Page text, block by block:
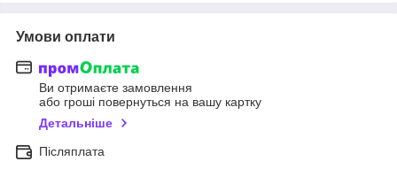
Умови оплати
Ви отримаєте замовлення
або гроші повернуться на вашу картку
Детальніше
Післяплата